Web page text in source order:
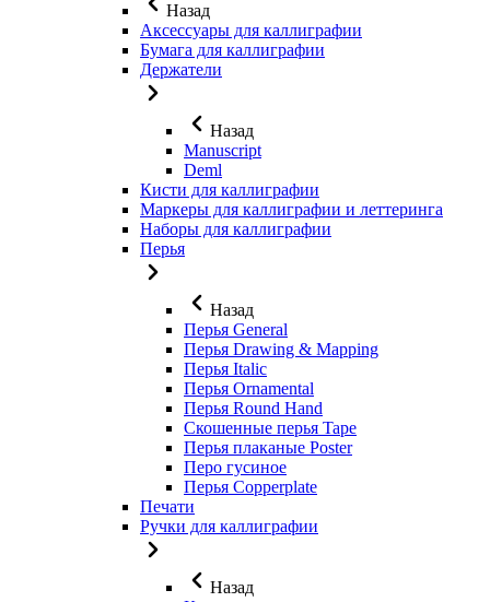
Назад
Аксессуары для каллиграфии
Бумага для каллиграфии
Держатели
Назад
Manuscript
Deml
Кисти для каллиграфии
Маркеры для каллиграфии и леттеринга
Наборы для каллиграфии
Перья
Назад
Перья General
Перья Drawing & Mapping
Перья Italic
Перья Ornamental
Перья Round Hand
Скошенные перья Tape
Перья плаканые Poster
Перо гусиное
Перья Copperplate
Печати
Ручки для каллиграфии
Назад